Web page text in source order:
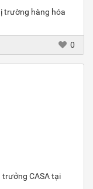
trường hàng hóa
0
trưởng CASA tại